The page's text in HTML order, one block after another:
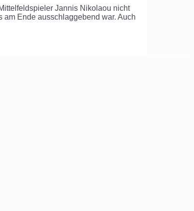
Jannis Nikolaou nicht
Ende ausschlaggebend war. Auch